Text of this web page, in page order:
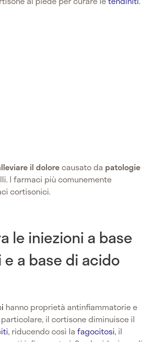
il dolorecausato da patologie
I farmaci più comunemente
cortisonici.
le iniezioni a base
a base di acido
hanno proprietà antinfiammatorie e
il cortisone diminuisce il
, riducendo così la fagocitosi, il